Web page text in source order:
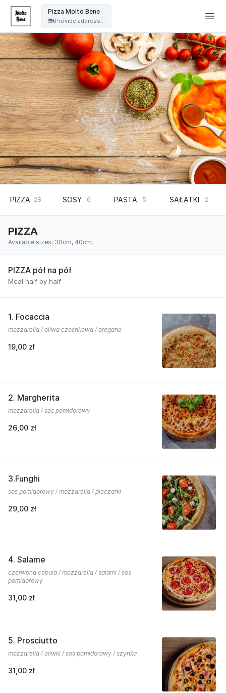
Pizza Molto Bene
Provide address...
PIZZA 28 SOSY 6 PASTA 5 SAŁATKI 2
PIZZA
Available sizes: 30cm, 40cm.
PIZZA pół na pół
Meal half by half
1. Focaccia
mozzarella / oliwa czosnkowa / oregano
19,00 zł
2. Margherita
mozzarella / sos pomidorowy
26,00 zł
3.Funghi
sos pomidorowy / mozzarella / pieczarki
29,00 zł
4. Salame
czerwona cebula / mozzarella / salami / sos
pomidorowy
31,00 zł
5. Prosciutto
mozzarella / oliwki / sos pomidorowy / szynka
31,00 zł